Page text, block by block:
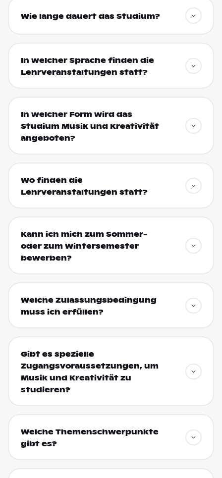
Wie lange dauert das Studium?
In welcher Sprache finden die
Lehrveranstaltungen statt?
In welcher Form wird das
Studium Musik und Kreativität
angeboten?
Wo finden die
Lehrveranstaltungen statt?
Kann ich mich zum Sommer-
oder zum Wintersemester
bewerben?
Welche Zulassungsbedingung
muss ich erfüllen?
Gibt es spezielle
Zugangsvoraussetzungen, um
Musik und Kreativität zu
studieren?
Welche Themenschwerpunkte
gibt es?